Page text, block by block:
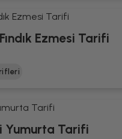
Ezmesi Tarifi
Yumurta Tarifi